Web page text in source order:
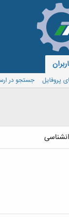
پروفایل
جستجو در